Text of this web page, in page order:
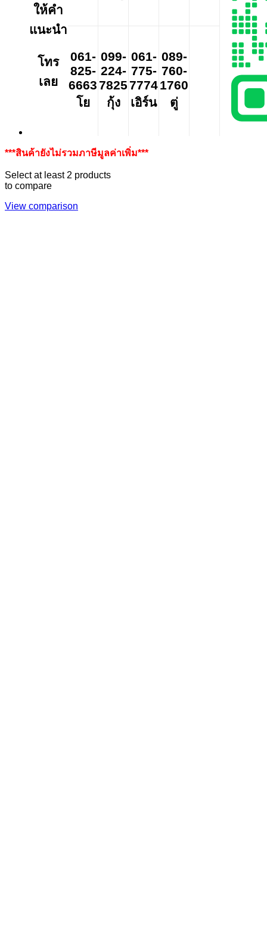
ให้คำ
แนะนำ
โทร
เลย
061-
825-
6663
โย
099-
224-
7825
กุ้ง
061-
775-
7774
เอิร์น
089-
760-
1760
ตู่
***สินค้ายังไม่รวมภาษีมูลค่าเพิ่ม***
Select at least 2 products
to compare
View comparison